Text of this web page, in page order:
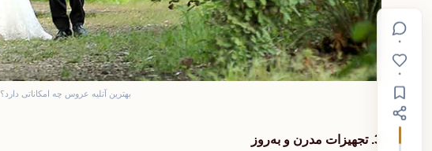
بهترین آتلیه عروس چه امکاناتی دارد؟
3. تجهیزات مدرن و به‌روز
۰
۰